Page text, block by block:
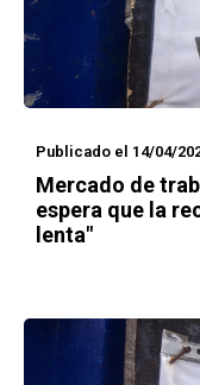
Publicado el 14/04/
Mercado de
espera que la
lenta"